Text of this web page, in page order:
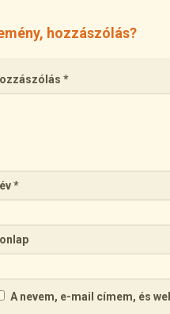
hozzászólás?
*
*
A nevem, e-mail címem, és